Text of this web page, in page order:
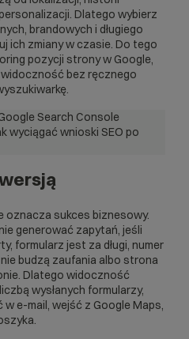
Dlatego wybierz
brandowych i długiego
ich zmiany w czasie. Do tego
pozycji strony w Google,
bez ręcznego
Search Console
wyciągać wnioski SEO po
oznacza sukces biznesowy.
generować zapytań, jeśli
formularz jest za długi, numer
budzą zaufania albo strona
Dlatego widoczność
wysłanych formularzy,
e-mail, wejść z Google Maps,